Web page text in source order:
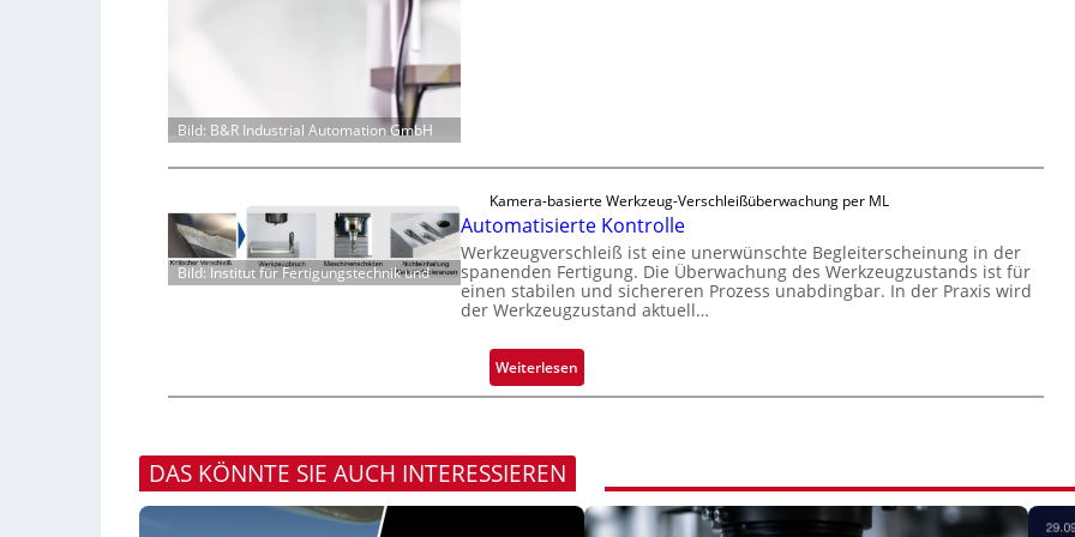
s
Bild: B&R Industrial Automation GmbH
e
u
c
k
m
r
k
k
Bild: Institut für Fertigungstechnik und
Kamera-basierte Werkzeug-Verschleißüberwachung per ML
Automatisierte Kontrolle
Werkzeugverschleiß ist eine unerwünschte Begleiterscheinung in der
spanenden Fertigung. Die Überwachung des Werkzeugzustands ist für
einen stabilen und sichereren Prozess unabdingbar. In der Praxis wird
der Werkzeugzustand aktuell…
Weiterlesen:
A
a
DAS KÖNNTE SIE AUCH INTERESSIEREN